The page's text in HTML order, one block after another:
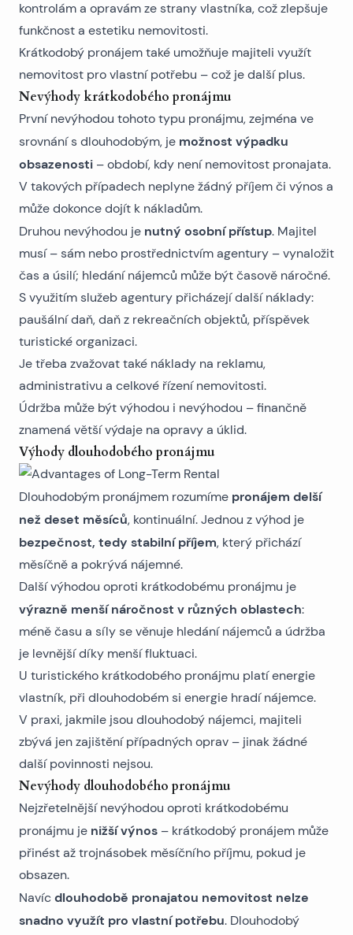
kontrolám a opravám ze strany vlastníka, což zlepšuje
funkčnost a estetiku nemovitosti.
Krátkodobý pronájem také umožňuje majiteli využít
nemovitost pro vlastní potřebu – což je další plus.
Nevýhody krátkodobého pronájmu
První nevýhodou tohoto typu pronájmu, zejména ve
srovnání s dlouhodobým, je možnost výpadku
obsazenosti – období, kdy není nemovitost pronajata.
V takových případech neplyne žádný příjem či výnos a
může dokonce dojít k nákladům.
Druhou nevýhodou je nutný osobní přístup. Majitel
musí – sám nebo prostřednictvím agentury – vynaložit
čas a úsilí; hledání nájemců může být časově náročné.
S využitím služeb agentury přicházejí další náklady:
paušální daň, daň z rekreačních objektů, příspěvek
turistické organizaci.
Je třeba zvažovat také náklady na reklamu,
administrativu a celkové řízení nemovitosti.
Údržba může být výhodou i nevýhodou – finančně
znamená větší výdaje na opravy a úklid.
Výhody dlouhodobého pronájmu
Dlouhodobým pronájmem rozumíme pronájem delší
než deset měsíců, kontinuální. Jednou z výhod je
bezpečnost, tedy stabilní příjem, který přichází
měsíčně a pokrývá nájemné.
Další výhodou oproti krátkodobému pronájmu je
výrazně menší náročnost v různých oblastech:
méně času a síly se věnuje hledání nájemců a údržba
je levnější díky menší fluktuaci.
U turistického krátkodobého pronájmu platí energie
vlastník, při dlouhodobém si energie hradí nájemce.
V praxi, jakmile jsou dlouhodobý nájemci, majiteli
zbývá jen zajištění případných oprav – jinak žádné
další povinnosti nejsou.
Nevýhody dlouhodobého pronájmu
Nejzřetelnější nevýhodou oproti krátkodobému
pronájmu je nižší výnos – krátkodobý pronájem může
přinést až trojnásobek měsíčního příjmu, pokud je
obsazen.
Navíc dlouhodobě pronajatou nemovitost nelze
snadno využít pro vlastní potřebu. Dlouhodobý